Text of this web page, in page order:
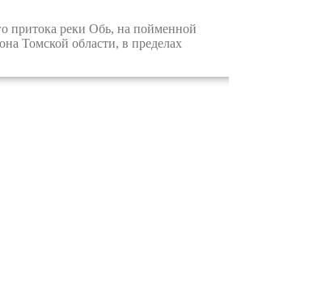
притока реки Обь, на пойменной
Томской области, в пределах